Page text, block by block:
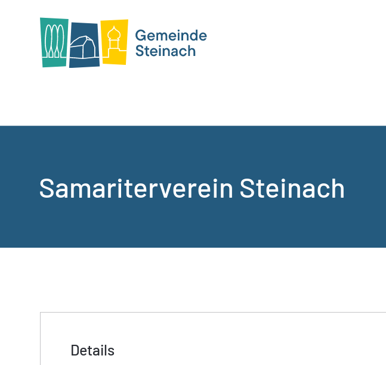
Samariterverein Steinach
Details